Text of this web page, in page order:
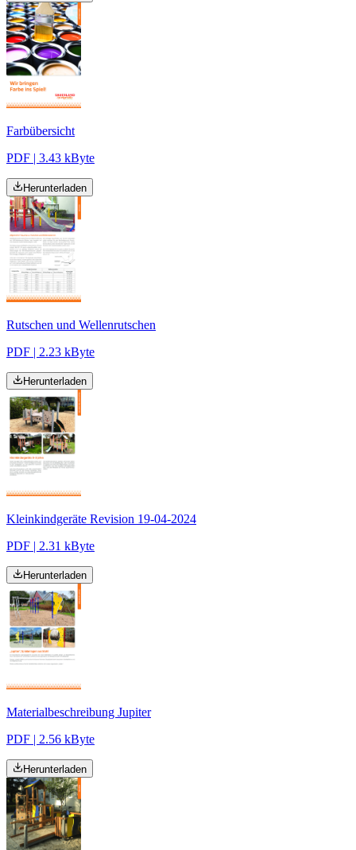
Farbübersicht
PDF | 3.43 kByte
Herunterladen
Rutschen und Wellenrutschen
PDF | 2.23 kByte
Herunterladen
Kleinkindgeräte Revision 19-04-2024
PDF | 2.31 kByte
Herunterladen
Materialbeschreibung Jupiter
PDF | 2.56 kByte
Herunterladen